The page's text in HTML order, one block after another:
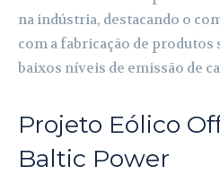
na indústria, destacando o
com a fabricação de produtos
baixos níveis de emissão de
Projeto Eólico
Baltic Power